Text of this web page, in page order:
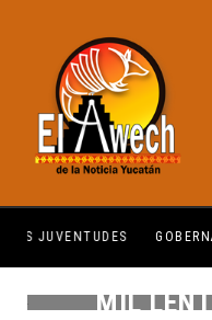
GOBERNADOR CORONA A
ESTE
MIL